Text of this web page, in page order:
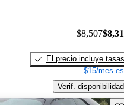
$8,507
El precio incluye tasas
$15/mes
Verif. disponibilidad